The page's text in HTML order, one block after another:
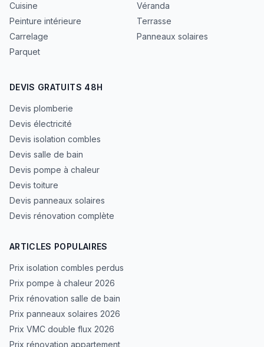
Cuisine
Peinture intérieure
Carrelage
Parquet
Véranda
Terrasse
Panneaux solaires
DEVIS GRATUITS 48H
Devis plomberie
Devis électricité
Devis isolation combles
Devis salle de bain
Devis pompe à chaleur
Devis toiture
Devis panneaux solaires
Devis rénovation complète
ARTICLES POPULAIRES
Prix isolation combles perdus
Prix pompe à chaleur 2026
Prix rénovation salle de bain
Prix panneaux solaires 2026
Prix VMC double flux 2026
Prix rénovation appartement